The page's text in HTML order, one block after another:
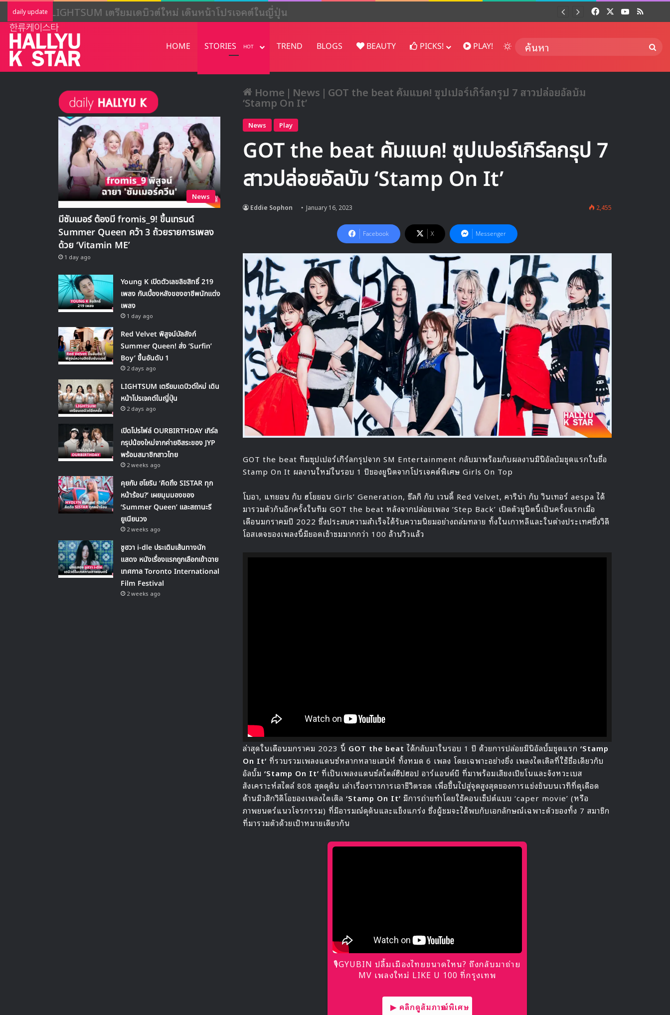
daily update LIGHTSUM เตรียมเดบิวต์ใหม่ เดินหน้าโปรเจคต์ในญี่ปุ่น FacebookYouTube
RSS
HOME STORIES HOT TREND BLOGS BEAUTY PICKS! PLAY! Switch skin
Home | News | GOT the beat คัมแบค! ซุปเปอร์เกิร์ลกรุป 7 สาวปล่อยอัลบัม
‘Stamp On It’
News Play
GOT the beat คัมแบค! ซุปเปอร์เกิร์ลกรุป 7
สาวปล่อยอัลบัม ‘Stamp On It’
Eddie Sophon January 16, 2023 2,455
Facebook X Messenger
GOT the beat ทีมซุปเปอร์เกิร์ลกรุปจาก SM Entertainment กลับมาพร้อมกับผลงานมินิอัลบัมชุดแรกในชื่อ
Stamp On It ผลงานใหม่ในรอบ 1 ปีของยูนิตจากโปรเจคต์พิเศษ Girls On Top
โบอา, แทยอน กับ ฮโยยอน Girls’ Generation, ซึลกิ กับ เวนดี้ Red Velvet, คาริน่า กับ วินเทอร์ aespa ได้
มารวมตัวกันอีกครั้งในทีม GOT the beat หลังจากปล่อยเพลง ‘Step Back’ เปิดตัวยูนิตนี้เป็นครั้งแรกเมื่อ
เดือนมกราคมปี 2022 ซึ่งประสบความสำเร็จได้รับความนิยมอย่างถล่มทลาย ทั้งในเกาหลีและในต่างประเทศซึ่งวิดี
โอสเตจของเพลงนี้มียอดเข้าชมมากกว่า 100 ล้านวิวแล้ว
ล่าสุดในเดือนมกราคม 2023 นี้ GOT the beat ได้กลับมาในรอบ 1 ปี ด้วยการปล่อยมินิอัลบั้มชุดแรก ‘Stamp
On It’ ที่รวบรวมเพลงแดนซ์หลากหลายเสน่ห์ ทั้งหมด 6 เพลง โดยเฉพาะอย่างยิ่ง เพลงไตเติลที่ใช้ชื่อเดียวกับ
อัลบั้ม ‘Stamp On It’ ที่เป็นเพลงแดนซ์สไตล์ฮิปฮอป อาร์แอนด์บี ที่มาพร้อมเสียงเปียโนและจังหวะเบส
สังเคราะห์สไตล์ 808 สุดดุดัน เล่าเรื่องราวการเอาชีวิตรอด เพื่อขึ้นไปสู่จุดสูงสุดของการแข่งขันบนเวทีที่ดุเดือด
ด้านมิวสิกวิดีโอของเพลงไตเติล ‘Stamp On It’ มีการถ่ายทำโดยใช้คอนเซ็ปต์แบบ ‘caper movie’ (หรือ
ภาพยนตร์แนวโจรกรรม) ที่มีอารมณ์ดุดันและแข็งแกร่ง ซึ่งผู้ชมจะได้พบกับเอกลักษณ์เฉพาะตัวของทั้ง 7 สมาชิก
ที่มารวมตัวด้วยเป้าหมายเดียวกัน
🎙GYUBIN ปลื้มเมืองไทยขนาดไหน? ถึงกลับมาถ่าย
MV เพลงใหม่ LIKE U 100 ที่กรุงเทพ
▶ คลิกดูสัมภาษณ์พิเศษ
News
มีซัมเมอร์ ต้องมี fromis_9! ขึ้นเทรนด์
Summer Queen คว้า 3 ถ้วยรายการเพลง
ด้วย ‘Vitamin ME’
1 day ago
Young K เปิดตัวเลขลิขสิทธิ์ 219
เพลง กับเบื้องหลังของอาชีพนักแต่ง
เพลง
1 day ago
Red Velvet พิสูจน์บัลลังก์
Summer Queen! ส่ง ‘Surfin’
Boy’ ขึ้นอันดับ 1
2 days ago
LIGHTSUM เตรียมเดบิวต์ใหม่ เดิน
หน้าโปรเจคต์ในญี่ปุ่น
2 days ago
เปิดโปรไฟล์ OURBIRTHDAY เกิร์ล
กรุปน้องใหม่จากค่ายอิสระของ JYP
พร้อมสมาชิกสาวไทย
2 weeks ago
คุยกับ ฮโยริน ‘คิดถึง SISTAR ทุก
หน้าร้อน?’ เผยมุมมองของ
‘Summer Queen’ และสถานะรี
ยูเนียนวง
2 weeks ago
ชูฮวา i-dle ประเดิมเส้นทางนัก
แสดง หนังเรื่องแรกถูกเลือกเข้าฉาย
เทศกาล Toronto International
Film Festival
2 weeks ago